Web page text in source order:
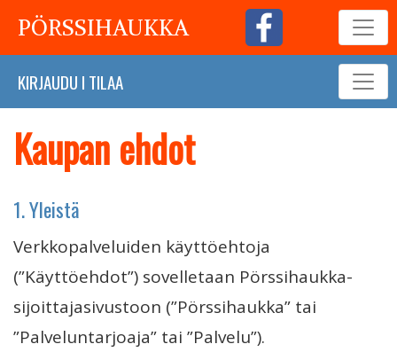
PÖRSSIHAUKKA
KIRJAUDU I TILAA
Kaupan ehdot
1. Yleistä
Verkkopalveluiden käyttöehtoja
(”Käyttöehdot”) sovelletaan Pörssihaukka-
sijoittajasivustoon (”Pörssihaukka” tai
”Palveluntarjoaja” tai ”Palvelu”).